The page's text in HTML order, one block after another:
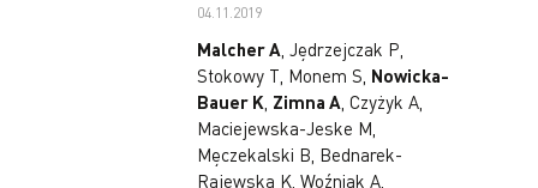
04.11.2019
Malcher A, Jędrzejczak P,
Stokowy T, Monem S, Nowicka-
Bauer K, Zimna A, Czyżyk A,
Maciejewska-Jeske M,
Męczekalski B, Bednarek-
Rajewska K, Woźniak A,